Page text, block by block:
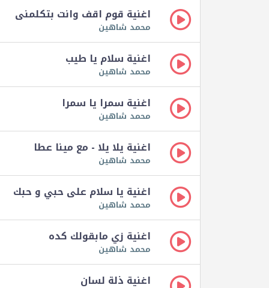
اغنية قوم اقف وانت بتكلمنى
محمد شاهين
اغنية سلام يا طيب
محمد شاهين
اغنية سمرا يا سمرا
محمد شاهين
اغنية يلا يلا - مع مينا عطا
محمد شاهين
اغنية يا سلام على حبي و حبك
محمد شاهين
اغنية زي مابقولك كده
محمد شاهين
اغنية ذلة لسان